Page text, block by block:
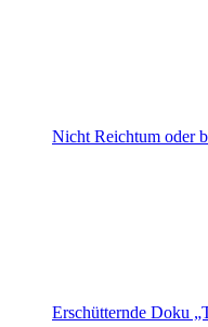
Nicht Reichtum oder
Erschütternde Doku